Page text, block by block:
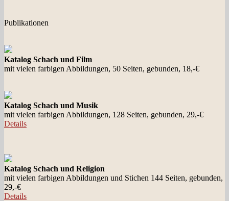
Publikationen
Katalog Schach und Film
mit vielen farbigen Abbildungen, 50 Seiten, gebunden, 18,-€
Katalog Schach und Musik
mit vielen farbigen Abbildungen, 128 Seiten, gebunden, 29,-€
Details
Katalog Schach und Religion
mit vielen farbigen Abbildungen und Stichen 144 Seiten, gebunden,
29,-€
Details